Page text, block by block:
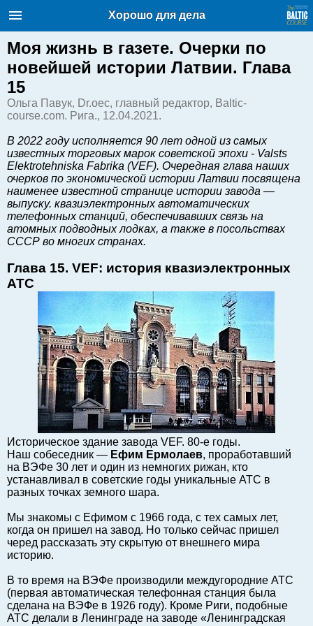
Балтийский курс. Новости и
аналитика
English
Латвии
Хорошо для дела
Аналитика
Инвестиции
Транспорт
Энергетика
Финансы
Технологии
Рынки и компании
Балтийский экспорт
Туризм
Советы юриста
ЕС - Балтия
Балтия - СНГ
Люди дела
Право
Круглый стол
Образование и наука
Экономическая история
Прямая речь
Благотворительность
Форумы
Архив
Сергей Тюленев: студия
Хорошо для дела
Моя жизнь в газете. Очерки по
новейшей истории Латвии. Глава
15
Ольга Павук, Dr.oec, главный редактор, Baltic-
course.com. Рига., 12.04.2021.
В 2022 году исполняется 90 лет одной из самых
известных торговых марок советской эпохи - Valsts
Elektrotehniska Fabrika (VEF). Очередная глава наших
очерков по экономической истории Латвии посвящена
наименее известной странице истории завода —
выпуску. квазиэлектронных автоматических
телефонных станций, обеспечивавших связь на
атомных подводных лодках, а также в посольствах
СССР во многих странах.
Глава 15. VEF: история квазиэлектронных
АТС
Историческое здание завода VEF. 80-е годы.
Наш собеседник — Ефим Ермолаев, проработавший
на ВЭФе 30 лет и один из немногих рижан, кто
устанавливал в советские годы уникальные АТС в
разных точках земного шара.
Мы знакомы с Ефимом с 1966 года, с тех самых лет,
когда он пришел на завод. Но только сейчас пришел
черед рассказать эту скрытую от внешнего мира
историю.
В то время на ВЭФе производили междугородние АТС
(первая автоматическая телефонная станция была
сделана на ВЭФе в 1926 году). Кроме Риги, подобные
АТС делали в Ленинграде на заводе «Ленинградская